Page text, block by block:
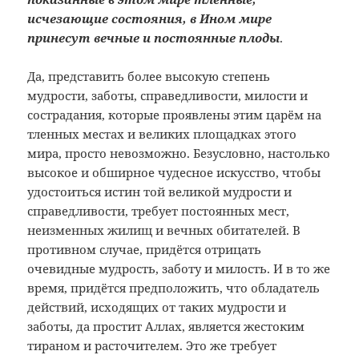
исчезающие состояния, в Ином мире
принесут вечные и постоянные плоды.
Да, представить более высокую степень
мудрости, заботы, справедливости, милости и
сострадания, которые проявлены этим царём на
тленных местах и великих площадках этого
мира, просто невозможно. Безусловно, настолько
высокое и обширное чудесное искусство, чтобы
удостоиться истин той великой мудрости и
справедливости, требует постоянных мест,
неизменных жилищ и вечных обитателей. В
противном случае, придётся отрицать
очевидные мудрость, заботу и милость. И в то же
время, придётся предположить, что обладатель
действий, исходящих от таких мудрости и
заботы, да простит Аллах, является жестоким
тираном и расточителем. Это же требует